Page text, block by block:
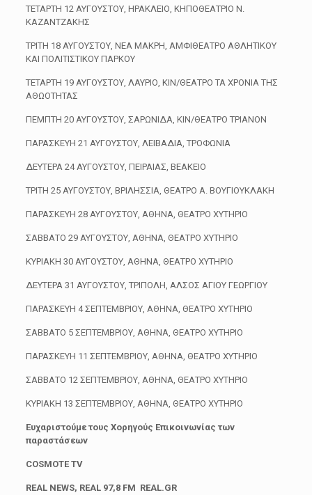
ΤΕΤΑΡΤΗ 12 ΑΥΓΟΥΣΤΟΥ, ΗΡΑΚΛΕΙΟ, ΚΗΠΟΘΕΑΤΡΙΟ Ν.
ΚΑΖΑΝΤΖΑΚΗΣ
ΤΡΙΤΗ 18 ΑΥΓΟΥΣΤΟΥ, ΝΕΑ ΜΑΚΡΗ, ΑΜΦΙΘΕΑΤΡΟ ΑΘΛΗΤΙΚΟΥ
ΚΑΙ ΠΟΛΙΤΙΣΤΙΚΟΥ ΠΑΡΚΟΥ
ΤΕΤΑΡΤΗ 19 ΑΥΓΟΥΣΤΟΥ, ΛΑΥΡΙΟ, ΚΙΝ/ΘΕΑΤΡΟ ΤΑ ΧΡΟΝΙΑ ΤΗΣ
ΑΘΩΟΤΗΤΑΣ
ΠΕΜΠΤΗ 20 ΑΥΓΟΥΣΤΟΥ, ΣΑΡΩΝΙΔΑ, ΚΙΝ/ΘΕΑΤΡΟ ΤΡΙΑΝΟΝ
ΠΑΡΑΣΚΕΥΗ 21 ΑΥΓΟΥΣΤΟΥ, ΛΕΙΒΑΔΙΑ, ΤΡΟΦΩΝΙΑ
ΔΕΥΤΕΡΑ 24 ΑΥΓΟΥΣΤΟΥ, ΠΕΙΡΑΙΑΣ, ΒΕΑΚΕΙΟ
ΤΡΙΤΗ 25 ΑΥΓΟΥΣΤΟΥ, ΒΡΙΛΗΣΣΙΑ, ΘΕΑΤΡΟ Α. ΒΟΥΓΙΟΥΚΛΑΚΗ
ΠΑΡΑΣΚΕΥΗ 28 ΑΥΓΟΥΣΤΟΥ, ΑΘΗΝΑ, ΘΕΑΤΡΟ ΧΥΤΗΡΙΟ
ΣΑΒΒΑΤΟ 29 ΑΥΓΟΥΣΤΟΥ, ΑΘΗΝΑ, ΘΕΑΤΡΟ ΧΥΤΗΡΙΟ
ΚΥΡΙΑΚΗ 30 ΑΥΓΟΥΣΤΟΥ, ΑΘΗΝΑ, ΘΕΑΤΡΟ ΧΥΤΗΡΙΟ
ΔΕΥΤΕΡΑ 31 ΑΥΓΟΥΣΤΟΥ, ΤΡΙΠΟΛΗ, ΑΛΣΟΣ ΑΓΙΟΥ ΓΕΩΡΓΙΟΥ
ΠΑΡΑΣΚΕΥΗ 4 ΣΕΠΤΕΜΒΡΙΟΥ, ΑΘΗΝΑ, ΘΕΑΤΡΟ ΧΥΤΗΡΙΟ
ΣΑΒΒΑΤΟ 5 ΣΕΠΤΕΜΒΡΙΟΥ, ΑΘΗΝΑ, ΘΕΑΤΡΟ ΧΥΤΗΡΙΟ
ΠΑΡΑΣΚΕΥΗ 11 ΣΕΠΤΕΜΒΡΙΟΥ, ΑΘΗΝΑ, ΘΕΑΤΡΟ ΧΥΤΗΡΙΟ
ΣΑΒΒΑΤΟ 12 ΣΕΠΤΕΜΒΡΙΟΥ, ΑΘΗΝΑ, ΘΕΑΤΡΟ ΧΥΤΗΡΙΟ
ΚΥΡΙΑΚΗ 13 ΣΕΠΤΕΜΒΡΙΟΥ, ΑΘΗΝΑ, ΘΕΑΤΡΟ ΧΥΤΗΡΙΟ
Ευχαριστούμε τους Χορηγούς Επικοινωνίας των
παραστάσεων
COSMOTE TV
REAL NEWS, REAL 97,8 FM REAL.GR